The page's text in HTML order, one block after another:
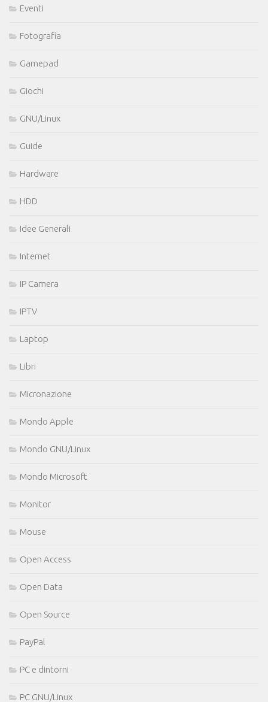
Eventi
Fotografia
Gamepad
Giochi
GNU/Linux
Guide
Hardware
HDD
Idee Generali
Internet
IP Camera
IPTV
Laptop
Libri
Micronazione
Mondo Apple
Mondo GNU/Linux
Mondo Microsoft
Monitor
Mouse
Open Access
Open Data
Open Source
PayPal
PC e dintorni
PC GNU/Linux